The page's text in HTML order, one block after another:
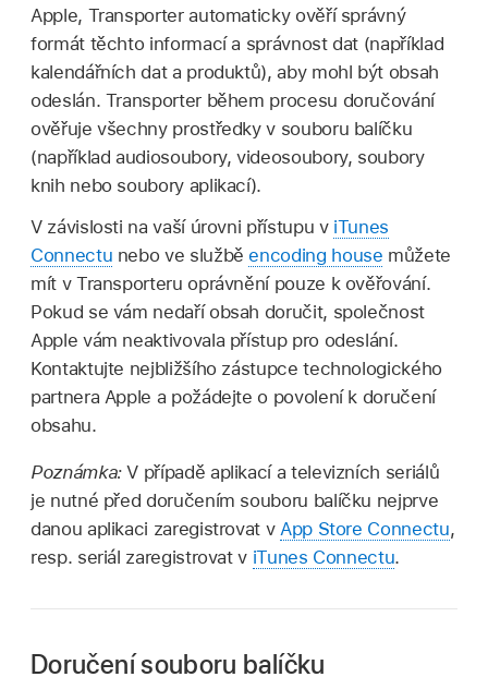
Apple, Transporter automaticky ověří správný
formát těchto informací a správnost dat (například
kalendářních dat a produktů), aby mohl být obsah
odeslán. Transporter během procesu doručování
ověřuje všechny prostředky v souboru balíčku
(například audiosoubory, videosoubory, soubory
knih nebo soubory aplikací).
V závislosti na vaší úrovni přístupu v iTunes
Connectu nebo ve služběencoding house můžete
mít v Transporteru oprávnění pouze k ověřování.
Pokud se vám nedaří obsah doručit, společnost
Apple vám neaktivovala přístup pro odeslání.
Kontaktujte nejbližšího zástupce technologického
partnera Apple a požádejte o povolení k doručení
obsahu.
Poznámka:V případě aplikací a televizních seriálů
je nutné před doručením souboru balíčku nejprve
danou aplikaci zaregistrovat v App Store Connectu,
resp. seriál zaregistrovat v iTunes Connectu.
Doručení souboru balíčku